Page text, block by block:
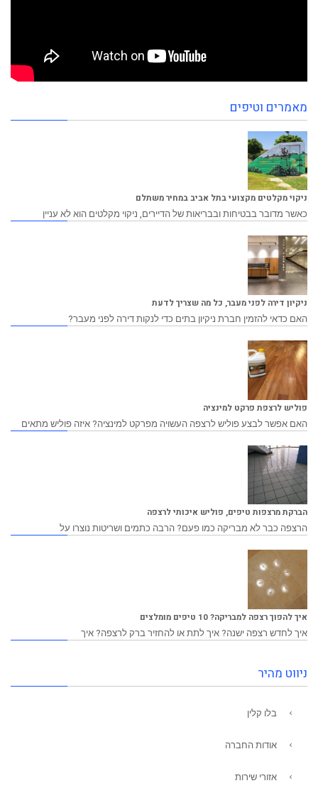
מאמרים וטיפים
ניקוי מקלטים מקצועי בתל אביב במחיר משתלם
כאשר מדובר בבטיחות ובבריאות של הדיירים, ניקוי מקלטים הוא לא עניין
ניקיון דירה לפני מעבר, כל מה שצריך לדעת
האם כדאי להזמין חברת ניקיון בתים כדי לנקות דירה לפני מעבר?
פוליש לרצפת פרקט למינציה
האם אפשר לבצע פוליש לרצפה העשויה מפרקט למינציה? איזה פוליש מתאים
הברקת מרצפות טיפים, פוליש איכותי לרצפה
הרצפה כבר לא מבריקה כמו פעם? הרבה כתמים ושריטות נוצרו על
איך להפוך רצפה למבריקה? 10 טיפים מומלצים
איך לחדש רצפה ישנה? איך לתת או להחזיר ברק לרצפה? איך
ניווט מהיר
בלו קלין
אודות החברה
אזורי שירות